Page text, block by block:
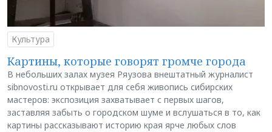
Культура
Картины, которые говорят громче города
В небольших залах музея Ряузова внештатный журналист
sibnovosti.ru открывает для себя живопись сибирских
мастеров: экспозиция захватывает с первых шагов,
заставляя забыть о городском шуме и вслушаться в то, как
картины рассказывают историю края ярче любых слов